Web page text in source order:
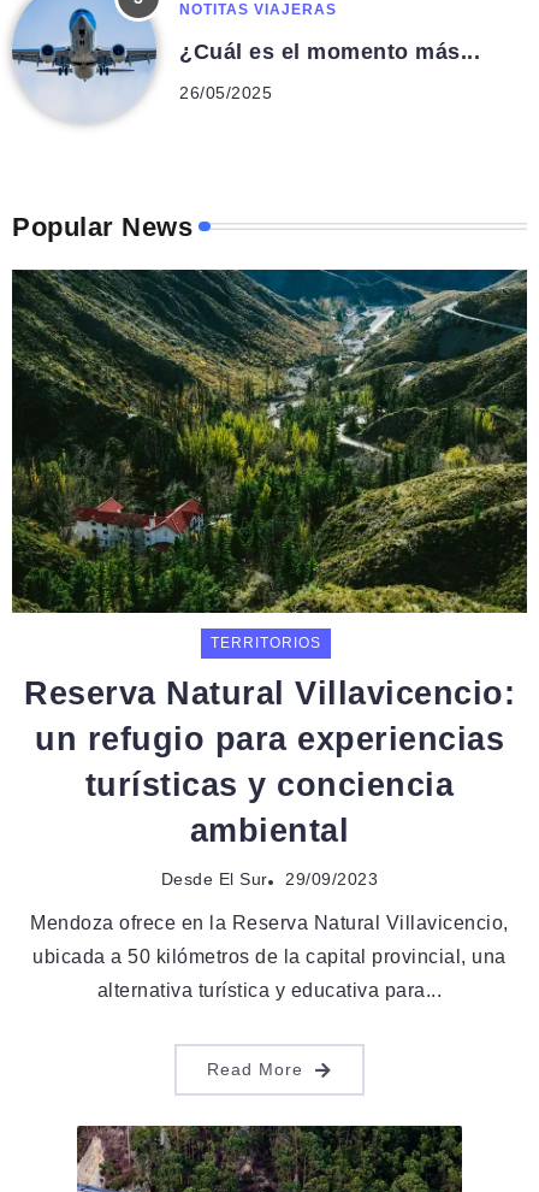
NOTITAS VIAJERAS
¿Cuál es el momento más...
26/05/2025
Popular News
TERRITORIOS
Reserva Natural Villavicencio:
un refugio para experiencias
turísticas y conciencia
ambiental
Desde El Sur 29/09/2023
Mendoza ofrece en la Reserva Natural Villavicencio,
ubicada a 50 kilómetros de la capital provincial, una
alternativa turística y educativa para...
Read More